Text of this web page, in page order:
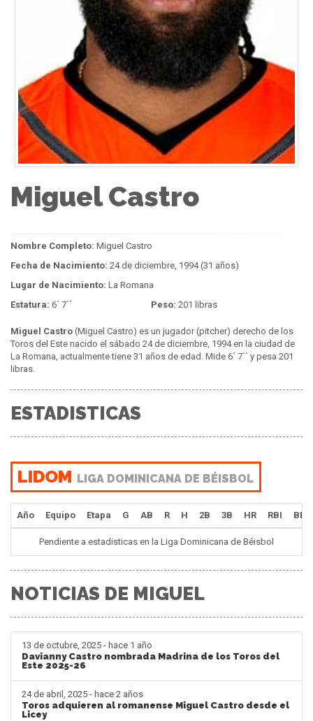
Miguel Castro
Nombre Completo: Miguel Castro
Fecha de Nacimiento: 24 de diciembre, 1994 (31 años)
Lugar de Nacimiento: La Romana
Estatura: 6´ 7´´ Peso: 201 libras
Miguel Castro (Miguel Castro) es un jugador (pitcher) derecho de los
Toros del Este nacido el sábado 24 de diciembre, 1994 en la ciudad de
La Romana, actualmente tiene 31 años de edad. Mide 6´ 7´´ y pesa 201
libras.
ESTADISTICAS
LIDOM LIGA DOMINICANA DE BÉISBOL
Año Equipo Etapa G AB R H 2B 3B HR RBI BB
Pendiente a estadisticas en la Liga Dominicana de Béisbol
NOTICIAS DE MIGUEL
13 de octubre, 2025 - hace 1 año
Davianny Castro nombrada Madrina de los Toros del
Este 2025-26
24 de abril, 2025 - hace 2 años
Toros adquieren al romanense Miguel Castro desde el
Licey